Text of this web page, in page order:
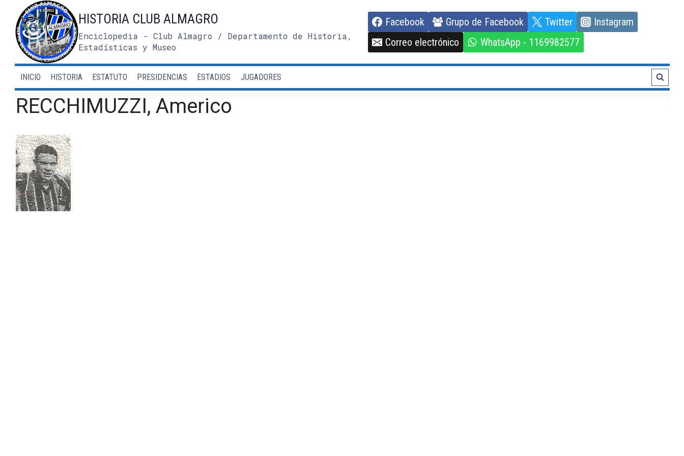
contenido
HISTORIA CLUB ALMAGRO
Enciclopedia - Club Almagro / Departamento de Historia,
Estadísticas y Museo
Facebook Grupo de Facebook Twitter
Instagram
Correo electrónico
WhatsApp - 1169982577
INICIO HISTORIA ESTATUTO PRESIDENCIAS ESTADIOS JUGADORES
RECCHIMUZZI, Americo